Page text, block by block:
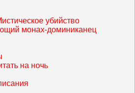
убийство
монах-доминиканец
на ночь